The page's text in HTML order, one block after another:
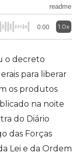
readme
0:00 1.0x
o decreto
para liberar
os produtos
na noite
do Diário
das Forças
Lei e da Ordem